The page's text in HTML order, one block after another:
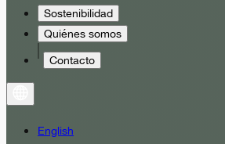
Sostenibilidad
Quiénes somos
Contacto
English